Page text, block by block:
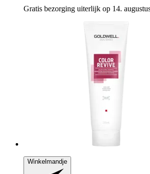
Gratis bezorging uiterlijk op 14.
Winkelmandje